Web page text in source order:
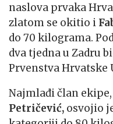
naslova prvaka
zlatom se okitio i
do 70 kilograma.
dva tjedna u Zadru
Prvenstva Hrvatske
Najmlađi član
Petričević, osvojio